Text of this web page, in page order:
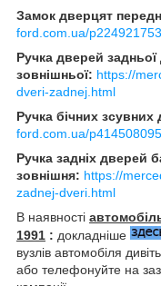
Замок дверцят
ford.com.ua/
Ручка дверей задньої
зовнішньої: https://
dveri-zadnej.html
Ручка бічних
ford.com.ua/
Ручка задніх дверей
зовнішня: https://
zadnej-dveri.html
В наявності
1991 : докладніше
вузлів автомобіля
або телефонуйте на